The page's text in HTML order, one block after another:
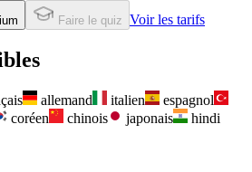
Faire le quiz Voir les tarifs
allemand italien
espagnol
coréen chinois japonais hindi